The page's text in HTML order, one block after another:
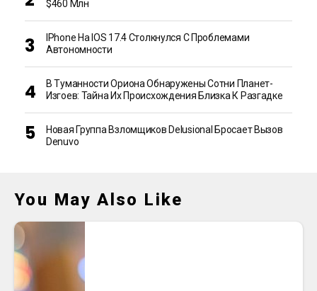
$460 Млн
IPhone На IOS 17.4 Столкнулся С Проблемами
Автономности
В Туманности Ориона Обнаружены Сотни Планет-
Изгоев: Тайна Их Происхождения Близка К Разгадке
Новая Группа Взломщиков Delusional Бросает Вызов
Denuvo
You May Also Like